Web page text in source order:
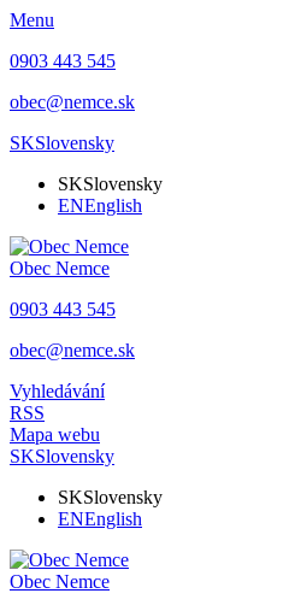
Menu
0903 443 545
obec@nemce.sk
SKSlovensky
SKSlovensky
ENEnglish
Obec Nemce
0903 443 545
obec@nemce.sk
Vyhledávání
RSS
Mapa webu
SKSlovensky
SKSlovensky
ENEnglish
Obec Nemce